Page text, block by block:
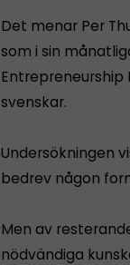
Det menar Per
som i sin
Entrepreneurship
svenskar.
Undersökningen
bedrev någon
Men av
nödvändiga